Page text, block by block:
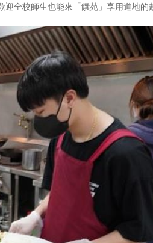
全校師生也能來「饌苑」享用道地的